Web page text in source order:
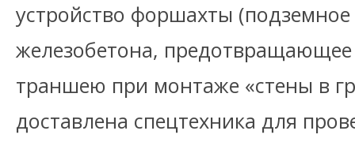
устройство форшахты
железобетона, предотвращающее
траншею при монтаже «стены в
доставлена спецтехника для